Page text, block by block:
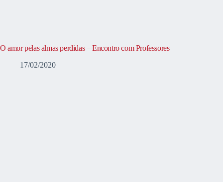
O amor pelas almas perdidas – Encontro com Professores
17/02/2020